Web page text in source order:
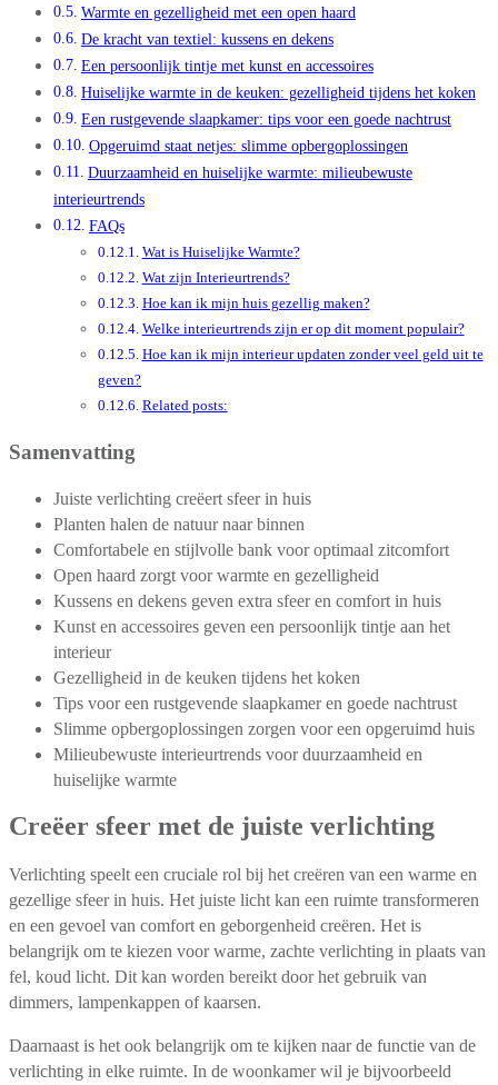
Warmte en gezelligheid met een open haard
De kracht van textiel: kussens en dekens
Een persoonlijk tintje met kunst en accessoires
Huiselijke warmte in de keuken: gezelligheid tijdens het koken
Een rustgevende slaapkamer: tips voor een goede nachtrust
Opgeruimd staat netjes: slimme opbergoplossingen
Duurzaamheid en huiselijke warmte: milieubewuste
interieurtrends
FAQs
Wat is Huiselijke Warmte?
Wat zijn Interieurtrends?
Hoe kan ik mijn huis gezellig maken?
Welke interieurtrends zijn er op dit moment populair?
Hoe kan ik mijn interieur updaten zonder veel geld uit te
geven?
Related posts:
Samenvatting
Juiste verlichting creëert sfeer in huis
Planten halen de natuur naar binnen
Comfortabele en stijlvolle bank voor optimaal zitcomfort
Open haard zorgt voor warmte en gezelligheid
Kussens en dekens geven extra sfeer en comfort in huis
Kunst en accessoires geven een persoonlijk tintje aan het
interieur
Gezelligheid in de keuken tijdens het koken
Tips voor een rustgevende slaapkamer en goede nachtrust
Slimme opbergoplossingen zorgen voor een opgeruimd huis
Milieubewuste interieurtrends voor duurzaamheid en
huiselijke warmte
Creëer sfeer met de juiste verlichting
Verlichting speelt een cruciale rol bij het creëren van een warme en
gezellige sfeer in huis. Het juiste licht kan een ruimte transformeren
en een gevoel van comfort en geborgenheid creëren. Het is
belangrijk om te kiezen voor warme, zachte verlichting in plaats van
fel, koud licht. Dit kan worden bereikt door het gebruik van
dimmers, lampenkappen of kaarsen.
Daarnaast is het ook belangrijk om te kijken naar de functie van de
verlichting in elke ruimte. In de woonkamer wil je bijvoorbeeld